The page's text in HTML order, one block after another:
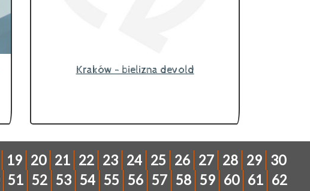
Kraków - bielizna devold
19 20 21 22 23 24 25 26 27 28 29 30
51 52 53 54 55 56 57 58 59 60 61 62